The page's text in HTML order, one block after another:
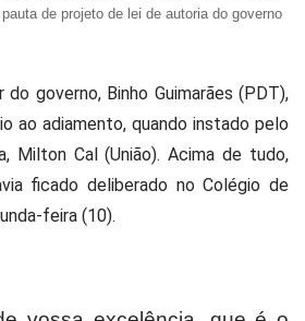
de projeto de lei de autoria do governo
governo, Binho Guimarães (PDT),
ao adiamento, quando instado pelo
Milton Cal (União). Acima de tudo,
ficado deliberado no Colégio de
feira (10).